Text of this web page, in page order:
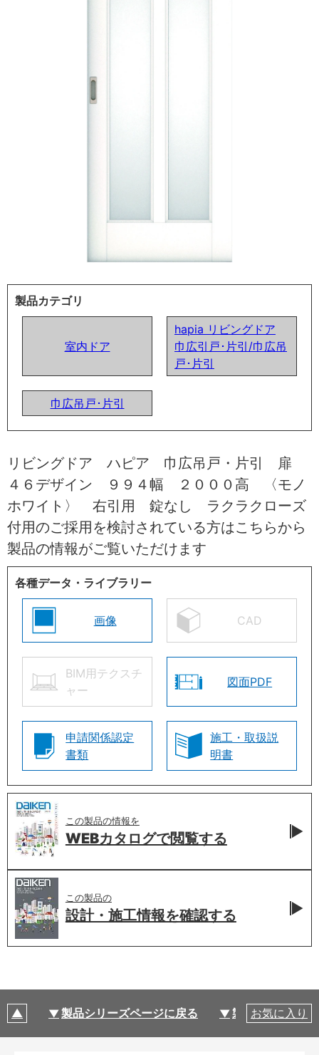
製品カテゴリ
室内ドア
hapia リビングドア
巾広引戸･片引/巾広吊
戸･片引
巾広吊戸･片引
リビングドア ハピア 巾広吊戸・片引 扉
４６デザイン ９９４幅 ２０００高 〈モノ
ホワイト〉 右引用 錠なし ラクラクローズ
付用のご採用を検討されている方はこちらから
製品の情報がご覧いただけます
各種データ・ライブラリー
画像 CAD
BIM用テクスチ
ャー
図面PDF
申請関係認定
書類
施工・取扱説
明書
この製品の情報を
WEBカタログで閲覧する
この製品の
設計・施工情報を確認する
製品シリーズページに戻る 製品仕様
お気に入り